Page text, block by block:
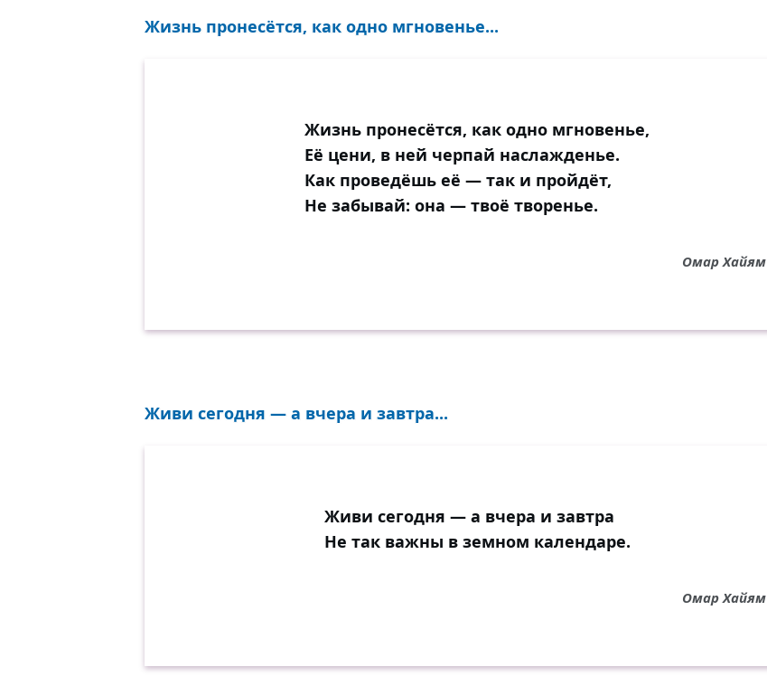
Жизнь пронесётся, как одно мгновенье...
Жизнь пронесётся, как одно мгновенье,
Её цени, в ней черпай наслажденье.
Как проведёшь её — так и пройдёт,
Не забывай: она — твоё творенье.
Омар Хайям
Живи сегодня — а вчера и завтра...
Живи сегодня — а вчера и завтра
Не так важны в земном календаре.
Омар Хайям